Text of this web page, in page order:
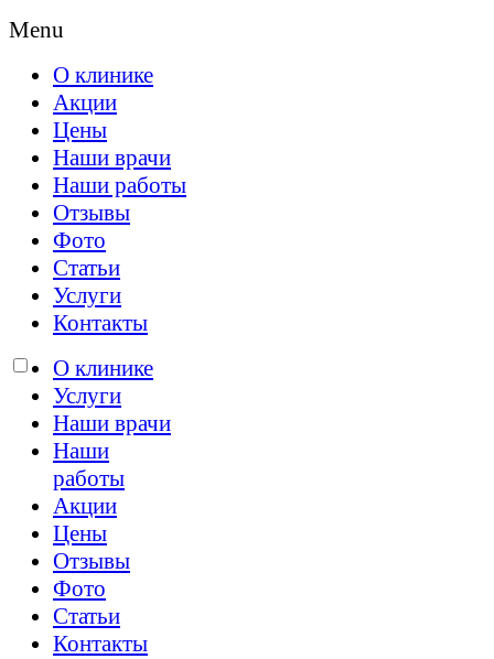
Menu
О клинике
Акции
Цены
Наши врачи
Наши работы
Отзывы
Фото
Статьи
Услуги
Контакты
О клинике
Услуги
Наши врачи
Наши
работы
Акции
Цены
Отзывы
Фото
Статьи
Контакты